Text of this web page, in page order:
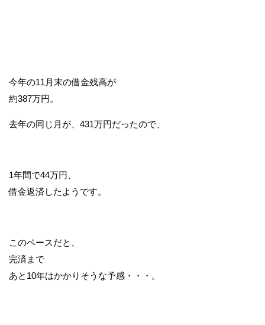
今年の11月末の借金残高が
約387万円。
去年の同じ月が、431万円だったので、
1年間で44万円、
借金返済したようです。
このペースだと、
完済まで
あと10年はかかりそうな予感・・・。